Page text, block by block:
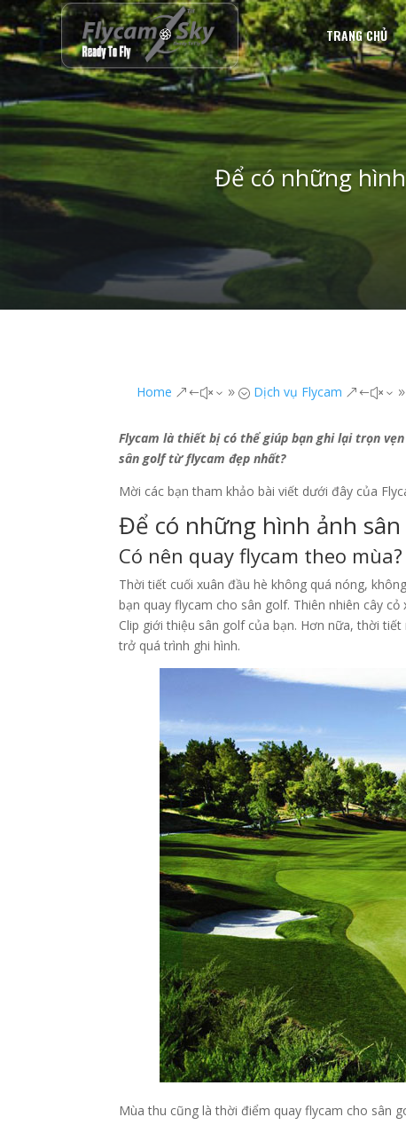
TRANG CHỦ
Để có những
Home &#x39; Dịch vụ Flycam
Flycam là thiết bị có thể giúp bạn ghi lại trọn
sân golf từ flycam đẹp nhất?
Mời các bạn tham khảo bài viết dưới đây của
Để có những hình ảnh
Có nên quay flycam theo mùa?
Thời tiết cuối xuân đầu hè không quá nóng,
bạn quay flycam cho sân golf. Thiên nhiên cây
Clip giới thiệu sân golf của bạn. Hơn nữa, thời
trở quá trình ghi hình.
Mùa thu cũng là thời điểm quay flycam cho sân